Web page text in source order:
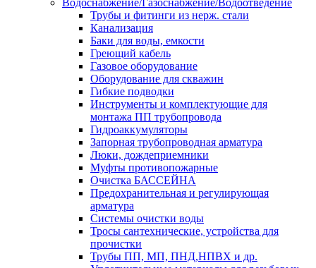
Водоснабжение/Газоснабжение/Водоотведение
Трубы и фитинги из нерж. стали
Канализация
Баки для воды, емкости
Греющий кабель
Газовое оборудование
Оборудование для скважин
Гибкие подводки
Инструменты и комплектующие для
монтажа ПП трубопровода
Гидроаккумуляторы
Запорная трубопроводная арматура
Люки, дождеприемники
Муфты противопожарные
Очистка БАССЕЙНА
Предохранительная и регулирующая
арматура
Системы очистки воды
Тросы сантехнические, устройства для
прочистки
Трубы ПП, МП, ПНД,НПВХ и др.